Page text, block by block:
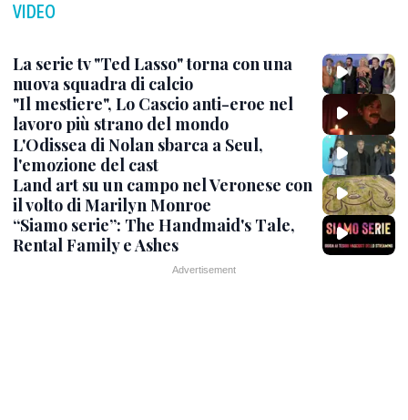
VIDEO
La serie tv "Ted Lasso" torna con una
nuova squadra di calcio
"Il mestiere", Lo Cascio anti-eroe nel
lavoro più strano del mondo
L'Odissea di Nolan sbarca a Seul,
l'emozione del cast
Land art su un campo nel Veronese con
il volto di Marilyn Monroe
“Siamo serie”: The Handmaid's Tale,
Rental Family e Ashes